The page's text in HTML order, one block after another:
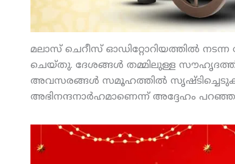
മലാസ് ചെറീസ് ഓഡിറ്റോറിയത്തില്‍
ചെയ്തു. ദേശങ്ങള്‍ തമ്മിലുള്ള
അവസരങ്ങള്‍ സമൂഹത്തില്‍
അഭിനന്ദനാര്‍ഹമാണെന്ന് അദ്ദേഹം